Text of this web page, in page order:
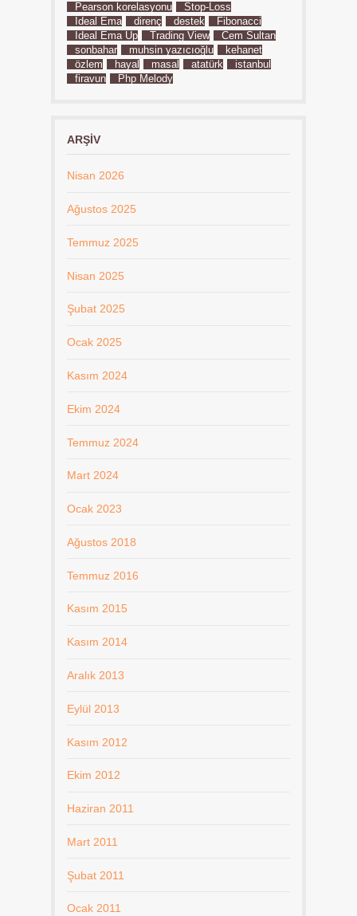
Pearson korelasyonu
Stop-Loss
İdeal Ema
direnç destek
Fibonacci
İdeal Ema Up
Trading View
Cem Sultan
sonbahar
muhsin yazıcıoğlu
kehanet
özlem
hayal masal atatürk
istanbul
firavun
Php Melody
ARŞIV
Nisan 2026
Ağustos 2025
Temmuz 2025
Nisan 2025
Şubat 2025
Ocak 2025
Kasım 2024
Ekim 2024
Temmuz 2024
Mart 2024
Ocak 2023
Ağustos 2018
Temmuz 2016
Kasım 2015
Kasım 2014
Aralık 2013
Eylül 2013
Kasım 2012
Ekim 2012
Haziran 2011
Mart 2011
Şubat 2011
Ocak 2011